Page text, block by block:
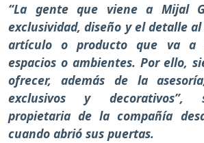
“La gente que viene a Mijal
exclusividad, diseño y el detalle
artículo o producto que va a
espacios o ambientes. Por ello,
ofrecer, además de la
exclusivos y decorativos”,
propietaria de la compañía
cuando abrió sus puertas.